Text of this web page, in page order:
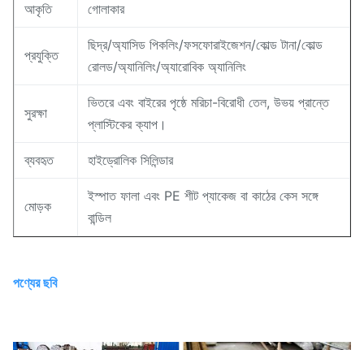
আকৃতি গোলাকার
প্রযুক্তি
ছিদ্র/অ্যাসিড পিকলিং/ফসফোরাইজেশন/কোল্ড টানা/কোল্ড
রোলড/অ্যানিলিং/অ্যারোবিক অ্যানিলিং
সুরক্ষা
ভিতরে এবং বাইরের পৃষ্ঠে মরিচা-বিরোধী তেল, উভয় প্রান্তে
প্লাস্টিকের ক্যাপ।
ব্যবহৃত হাইড্রোলিক সিলিন্ডার
মোড়ক
ইস্পাত ফালা এবং PE শীট প্যাকেজ বা কাঠের কেস সঙ্গে
বান্ডিল
পণ্যের ছবি